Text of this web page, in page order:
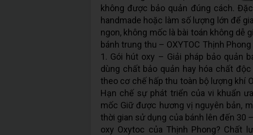
không được bảo quản đúng cách.
handmade hoặc làm số lượng lớn để
ngon, không mốc là bài toán không dễ
bánh trung thu – OXYTOC Thịnh
1. Gói hút oxy – Giải pháp bảo quản
dùng chất bảo quản hay hóa chất
theo cơ chế hấp thu toàn bộ lượng khí
Hạn chế sự phát triển của vi khuẩn
mốc Giữ được hương vị nguyên bản,
thời gian sử dụng của bánh lên đến 30
oxy Oxytoc của Thịnh Phong? Chất